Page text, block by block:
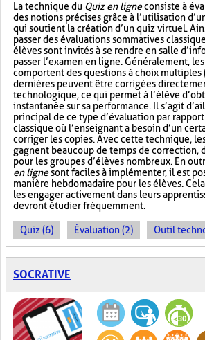
La technique du Quiz en ligneconsiste à
des notions précises grâce à l’utilisation
qui soutient la création d’un quiz virtuel.
passer des évaluations sommatives
élèves sont invités à se rendre en salle
passer l’examen en ligne. Généralement, les
comportent des questions à choix multiples
dernières peuvent être corrigées
technologique, ce qui permet à l’élève
instantanée sur sa performance. Il s’agit
principal de ce type d’évaluation par
classique où l’enseignant a besoin d’un
corriger les copies. Avec cette technique,
gagnent beaucoup de temps de correction,
pour les groupes d’élèves nombreux. En
en lignesont faciles à implémenter, il est
manière hebdomadaire pour les élèves.
les engager activement dans leurs
devront étudier fréquemment.
Quiz (6) Évaluation (2) Outil
SOCRATIVE